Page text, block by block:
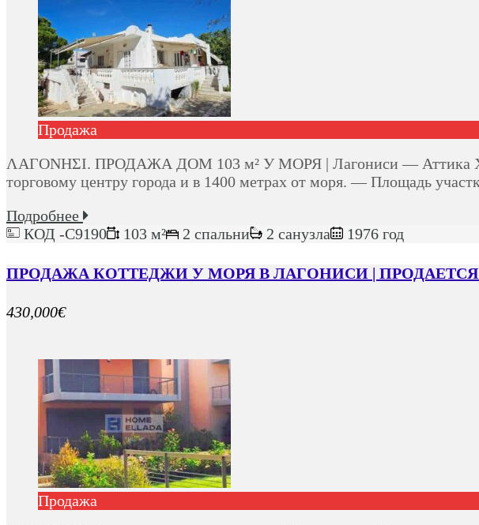
Продажа
ΛΑΓΟΝΗΣΙ. ПРОДАЖА ДОМ 103 м² У МОРЯ | Лагониси — Аттика
торговому центру города и в 1400 метрах от моря. — Площадь
Подробнее
КОД -C9190
103 м² 2 спальни 2 санузла 1976 год
ПРОДАЖА КОТТЕДЖИ У МОРЯ В ЛАГОНИСИ | ПРОДАЕТСЯ
430,000€
Продажа